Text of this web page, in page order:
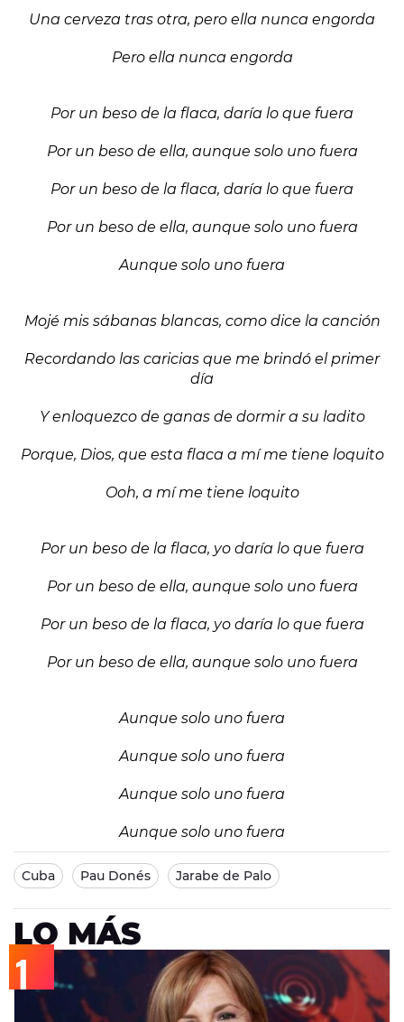
Una cerveza tras otra, pero ella nunca engorda
Pero ella nunca engorda
Por un beso de la flaca, daría lo que fuera
Por un beso de ella, aunque solo uno fuera
Por un beso de la flaca, daría lo que fuera
Por un beso de ella, aunque solo uno fuera
Aunque solo uno fuera
Mojé mis sábanas blancas, como dice la canción
Recordando las caricias que me brindó el primer
día
Y enloquezco de ganas de dormir a su ladito
Porque, Dios, que esta flaca a mí me tiene loquito
Ooh, a mí me tiene loquito
Por un beso de la flaca, yo daría lo que fuera
Por un beso de ella, aunque solo uno fuera
Por un beso de la flaca, yo daría lo que fuera
Por un beso de ella, aunque solo uno fuera
Aunque solo uno fuera
Aunque solo uno fuera
Aunque solo uno fuera
Aunque solo uno fuera
Cuba Pau Donés Jarabe de Palo
LO MÁS